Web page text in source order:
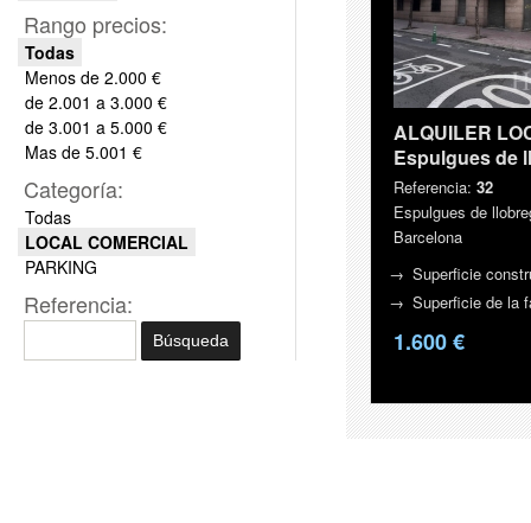
Rango precios:
Todas
Menos de 2.000 €
de 2.001 a 3.000 €
de 3.001 a 5.000 €
Mas de 5.001 €
Categoría:
Todas
LOCAL COMERCIAL
PARKING
Referencia:
ALQUILER
Espulgues de
Referencia: 32
Espulgues de
Barcelona
Superficie
Superficie de la
1.600 €